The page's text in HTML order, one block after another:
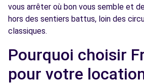
Free2move Rent - ADP
VITROLLES (O)
VITROLLES, 13127
Voir l'agence
vous arrêter où bon vous semble et
hors des sentiers battus, loin des
classiques.
Pourquoi choisir
pour votre